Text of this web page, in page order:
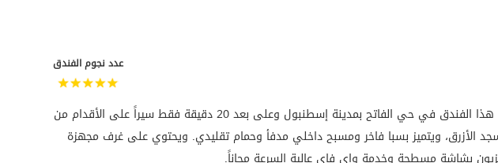
عدد نجوم الفندق
يقع هذا الفندق في حي الفاتح بمدينة إسطنبول وعلى بعد 20 دقيقة فقط سيراً على الأقدام من
الأزرق، ويتميز بسبا فاخر ومسبح داخلي مدفأ وحمام تقليدي. ويحتوي على غرف مجهزة
بشاشة مسطحة وخدمة واي فاي عالية السرعة مجاناً.